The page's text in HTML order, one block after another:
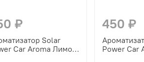
₽
Solar
Car Aroma Лимон
450 ₽
Power Car